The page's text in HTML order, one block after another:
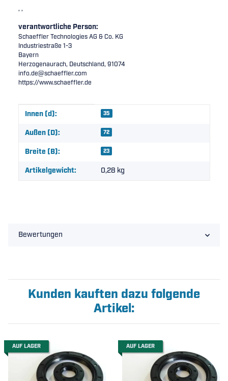
, ,
verantwortliche Person:
Schaeffler Technologies AG & Co. KG
Industriestraße 1-3
Bayern
Herzogenaurach, Deutschland, 91074
info.de@schaeffler.com
https://www.schaeffler.de
Produkteigenschaft
Wert
Innen (d): 35
Außen (D): 72
Breite (B): 23
Artikelgewicht: 0,28 kg
Bewertungen
Kunden kauften dazu folgende
Artikel:
AUF LAGER AUF LAGER